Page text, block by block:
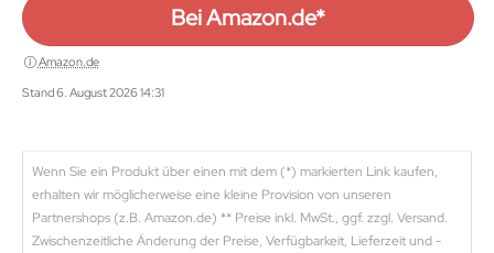
Bei Amazon.de*
Amazon.de
Stand 6. August 2026 14:31
Wenn Sie ein Produkt über einen mit dem (*) markierten Link kaufen,
erhalten wir möglicherweise eine kleine Provision von unseren
Partnershops (z.B. Amazon.de) ** Preise inkl. MwSt., ggf. zzgl. Versand.
Zwischenzeitliche Änderung der Preise, Verfügbarkeit, Lieferzeit und -